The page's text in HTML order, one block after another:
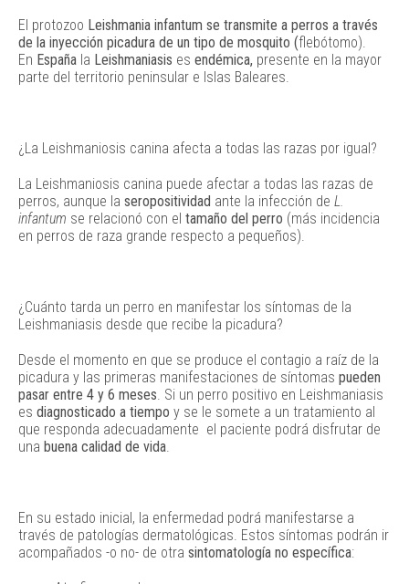
El protozoo Leishmania infantum se transmite a perros a través
de la inyección picadura de un tipo de mosquito (flebótomo).
En España la Leishmaniasis es endémica, presente en la mayor
parte del territorio peninsular e Islas Baleares.
¿La Leishmaniosis canina afecta a todas las razas por igual?
La Leishmaniosis canina puede afectar a todas las razas de
perros, aunque la seropositividad ante la infección de L.
infantum se relacionó con el tamaño del perro (más incidencia
en perros de raza grande respecto a pequeños).
¿Cuánto tarda un perro en manifestar los síntomas de la
Leishmaniasis desde que recibe la picadura?
Desde el momento en que se produce el contagio a raíz de la
picadura y las primeras manifestaciones de síntomas pueden
pasar entre 4 y 6 meses. Si un perro positivo en Leishmaniasis
es diagnosticado a tiempo y se le somete a un tratamiento al
que responda adecuadamente el paciente podrá disfrutar de
una buena calidad de vida.
En su estado inicial, la enfermedad podrá manifestarse a
través de patologías dermatológicas. Estos síntomas podrán ir
acompañados -o no- de otra sintomatología no específica: